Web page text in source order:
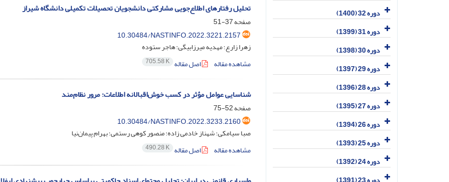
تحلیل رفتارهای اطلاع‌جویی مشارکتی دانشجویان تحصیلات تکمیلی دانشگاه شیراز
صفحه37-51
10.30484/NASTINFO.2022.3221.2157
زهرا زارع؛ مهدیه میرزابیگی؛ هاجر ستوده
مشاهده مقاله
اصل مقاله 705.58 K
شناسایی عوامل مؤثر در کسب خوش‌اقبالانه اطلاعات: مرور نظام‌مند
صفحه52-75
10.30484/NASTINFO.2022.3233.2160
صبا سیامکی؛ شهناز خادمی زاده؛ منصور کوهی رستمی؛ بهرام پیمان‌نیا
مشاهده مقاله
اصل مقاله 490.28 K
دوره 32 (1400)
دوره 31 (1399)
دوره 30 (1398)
دوره 29 (1397)
دوره 28 (1396)
دوره 27 (1395)
دوره 26 (1394)
دوره 25 (1393)
دوره 24 (1392)